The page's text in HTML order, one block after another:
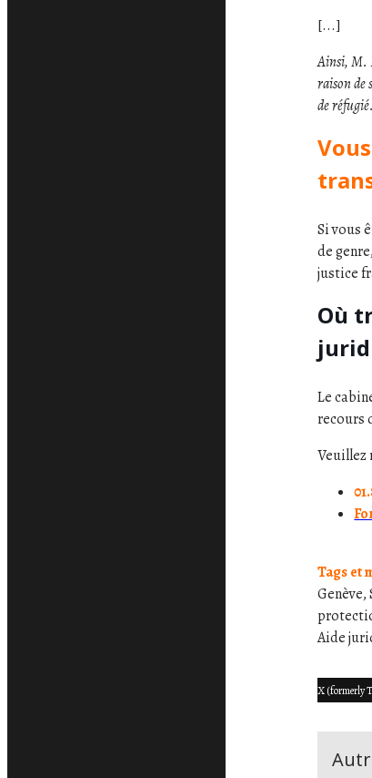
[...]
Ainsi, M.
raison de
de
Si vous
de
justice
Où
Le
recours
Veuillez
Tags et
Aide
X (formerly